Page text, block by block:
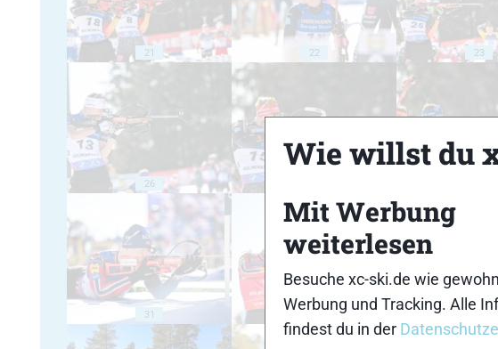
21 22 23
26
31
Wie willst du
Mit Werbung
weiterlesen
Besuche xc-ski.de wie
Werbung und Tracking. Alle
findest du in der